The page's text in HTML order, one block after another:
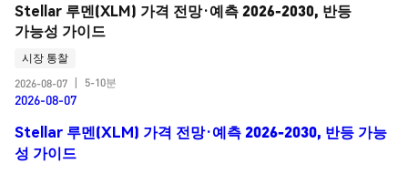
Stellar 루멘(XLM) 가격 전망·예측 2026-2030, 반등
가능성 가이드
시장 통찰
2026-08-07
5-10분
2026-08-07
Stellar 루멘(XLM) 가격 전망·예측 2026-2030, 반등 가능
성 가이드